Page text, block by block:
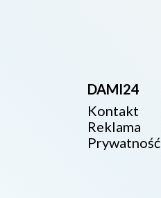
DAMI24
Kontakt
Reklama
Prywatność